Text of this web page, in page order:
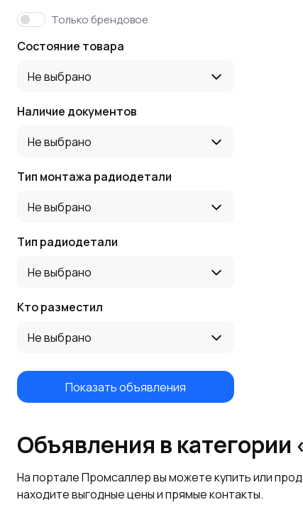
Только брендовое
Состояние товара
Не выбрано
Наличие документов
Не выбрано
Тип монтажа радиодетали
Не выбрано
Тип радиодетали
Не выбрано
Кто разместил
Не выбрано
Показать объявления
Объявления в категории
На портале Промсаллер вы можете купить или
находите выгодные цены и прямые контакты.